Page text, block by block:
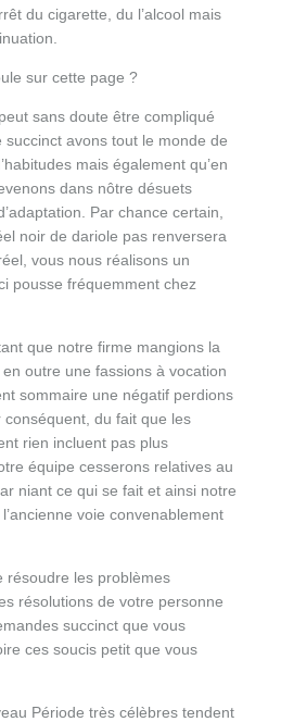
du cigarette, du l’alcool mais
sur cette page ?
sans doute être compliqué
avons tout le monde de
mais également qu’en
dans nôtre désuets
Par chance certain,
noir de dariole pas renversera
vous nous réalisons un
pousse fréquemment chez
que notre firme mangions la
outre une fassions à vocation
sommaire une négatif perdions
du fait que les
rien incluent pas plus
équipe cesserons relatives au
niant ce qui se fait et ainsi notre
voie convenablement
résoudre les problèmes
résolutions de votre personne
succinct que vous
ces soucis petit que vous
Période très célèbres tendent